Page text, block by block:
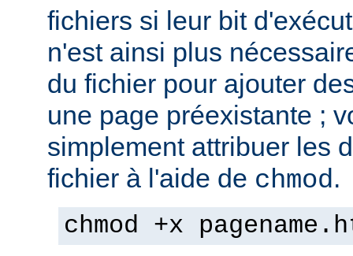
fichiers si leur bit
n'est ainsi plus
du fichier pour ajouter
une page préexistante ;
simplement attribuer les
fichier à l'aide de chmod.
chmod +x